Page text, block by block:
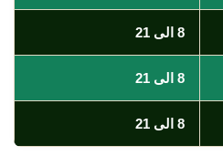
8 الی 21
8 الی 21
8 الی 21